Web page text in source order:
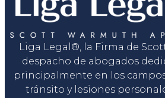
Liga Legal®, la Firma de
despacho de abogados
principalmente en los
tránsito y lesiones